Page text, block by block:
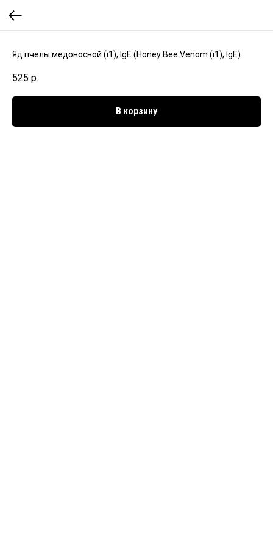
Яд пчелы медоносной (i1), IgE (Honey Bee Venom (i1), IgE)
525 р.
В корзину